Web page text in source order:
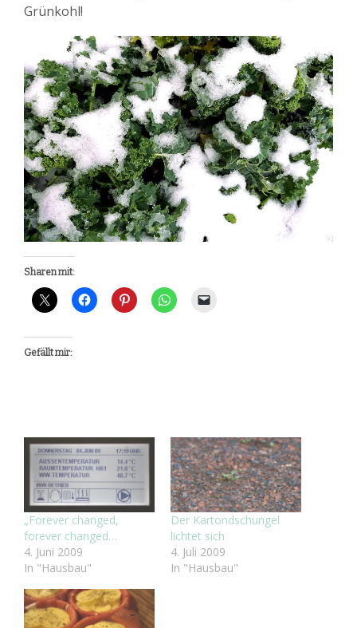
Grünkohl!
Sharen mit:
Gefällt mir:
„Forever changed,
forever changed…
4. Juni 2009
In "Hausbau"
Der Kartondschungel
lichtet sich
4. Juli 2009
In "Hausbau"